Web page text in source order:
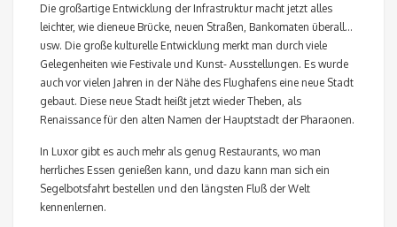
Die großartige Entwicklung der Infrastruktur macht jetzt alles
leichter, wie dieneue Brücke, neuen Straßen, Bankomaten überall…
usw. Die große kulturelle Entwicklung merkt man durch viele
Gelegenheiten wie Festivale und Kunst- Ausstellungen. Es wurde
auch vor vielen Jahren in der Nähe des Flughafens eine neue Stadt
gebaut. Diese neue Stadt heißt jetzt wieder Theben, als
Renaissance für den alten Namen der Hauptstadt der Pharaonen.
In Luxor gibt es auch mehr als genug Restaurants, wo man
herrliches Essen genießen kann, und dazu kann man sich ein
Segelbotsfahrt bestellen und den längsten Fluß der Welt
kennenlernen.